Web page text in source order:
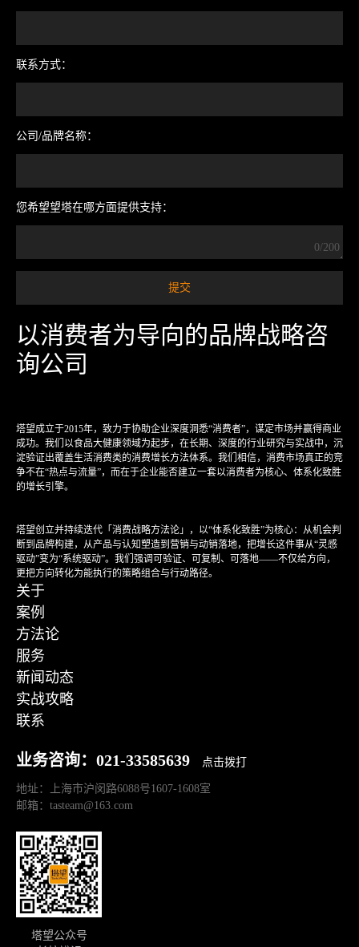
联系方式：
公司/品牌名称：
您希望望塔在哪方面提供支持：
0/200
以消费者为导向的品牌战略咨
询公司
塔望成立于2015年，致力于协助企业深度洞悉“消费者”，谋定市场并赢得商业
成功。我们以食品大健康领域为起步，在长期、深度的行业研究与实战中，沉
淀验证出覆盖生活消费类的消费增长方法体系。我们相信，消费市场真正的竞
争不在“热点与流量”，而在于企业能否建立一套以消费者为核心、体系化致胜
的增长引擎。
塔望创立并持续迭代「消费战略方法论」，以“体系化致胜”为核心：从机会判
断到品牌构建，从产品与认知塑造到营销与动销落地，把增长这件事从“灵感
驱动”变为“系统驱动”。我们强调可验证、可复制、可落地——不仅给方向，
更把方向转化为能执行的策略组合与行动路径。
关于
案例
方法论
服务
新闻动态
实战攻略
联系
业务咨询：021-33585639 点击拨打
地址：上海市沪闵路6088号1607-1608室
邮箱：tasteam@163.com
塔望公众号